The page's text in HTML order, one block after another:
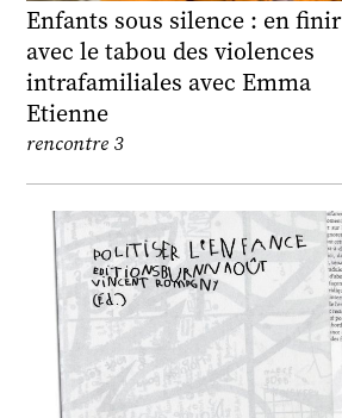
Enfants sous silence : en finir
avec le tabou des violences
intrafamiliales avec Emma
Etienne
rencontre 3